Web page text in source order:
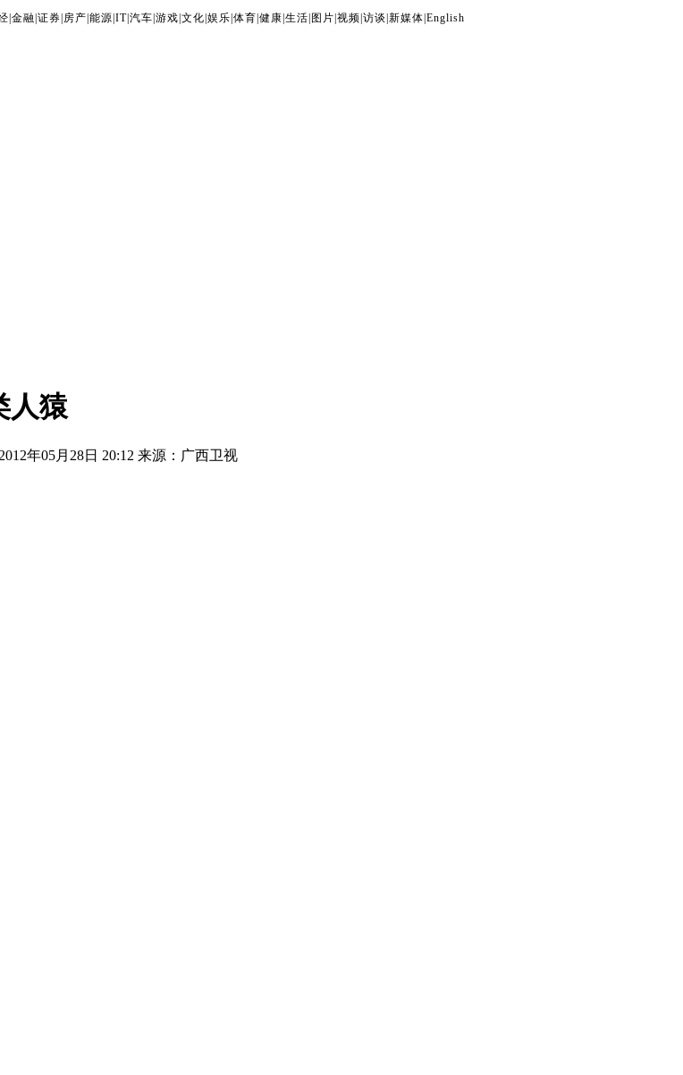
金融 证券 房产 能源 IT| 汽车 游戏 文化 娱乐 体育 健康 生活 图片 视频 访谈 新媒体 English
人猿
年05月28日 20:12 来源：广西卫视